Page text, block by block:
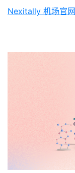
Nexitally 机场官网